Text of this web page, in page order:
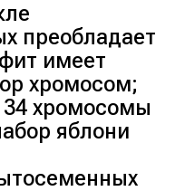
преобладает
имеет
хромосом;
34 хромосомы
яблони